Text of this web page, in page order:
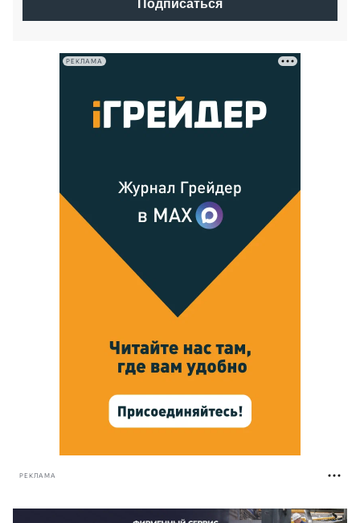
Подписаться
РЕКЛАМА
РЕКЛАМА